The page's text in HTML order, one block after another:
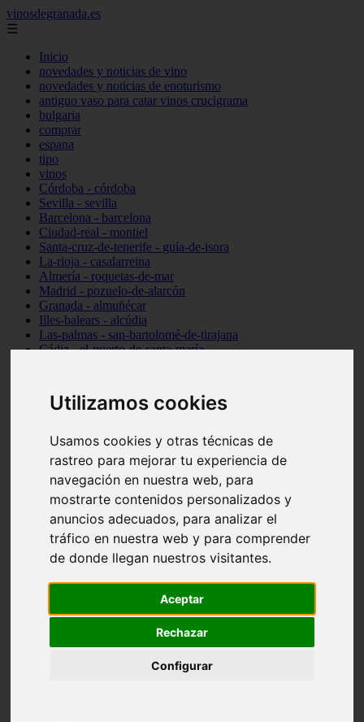
Utilizamos cookies
Usamos cookies y otras técnicas de
rastreo para mejorar tu experiencia de
navegación en nuestra web, para
mostrarte contenidos personalizados y
anuncios adecuados, para analizar el
tráfico en nuestra web y para comprender
de donde llegan nuestros visitantes.
Aceptar
Rechazar
Configurar
vinosdegranada.es
☰
Inicio
novedades y noticias de vino
novedades y noticias de enoturismo
antiguo vaso para catar vinos crucigrama
bulgaria
comprar
espana
tipo
vinos
Córdoba - córdoba
Sevilla - sevilla
Barcelona - barcelona
Ciudad-real - montiel
Santa-cruz-de-tenerife - guía-de-isora
La-rioja - casalarreina
Almería - roquetas-de-mar
Madrid - pozuelo-de-alarcón
Granada - almuñécar
Illes-balears - alcúdia
Las-palmas - san-bartolomé-de-tirajana
Cádiz - el-puerto-de-santa-maría
Santa-cruz-de-tenerife - los-llanos-de-aridane
Cantabria - suances
Granada - monachil
Huesca - isábena
Huesca - alquézar
Huesca - castejón-de-sos
Sevilla - marinaleda
Córdoba - almedinilla
Navarra - zangoza
Cantabria - arenas-de-iguña
Barcelona - la-pobla-de-lillet
Las-palmas - yaiza
Valladolid - fuensaldaña